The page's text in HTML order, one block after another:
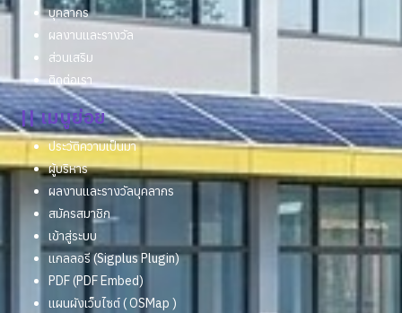
บุคลากร
ผลงานและรางวัล
ส่วนเสริม
ติดต่อเรา
|| เมนูย่อย
ประวัติความเป็นมา
ผู้บริหาร
ผลงานและรางวัลบุคลากร
สมัครสมาชิก
เข้าสู่ระบบ
แกลลอรี (Sigplus Plugin)
PDF (PDF Embed)
แผนผังเว็บไซต์ ( OSMap )